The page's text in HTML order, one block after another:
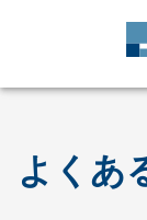
よくあ